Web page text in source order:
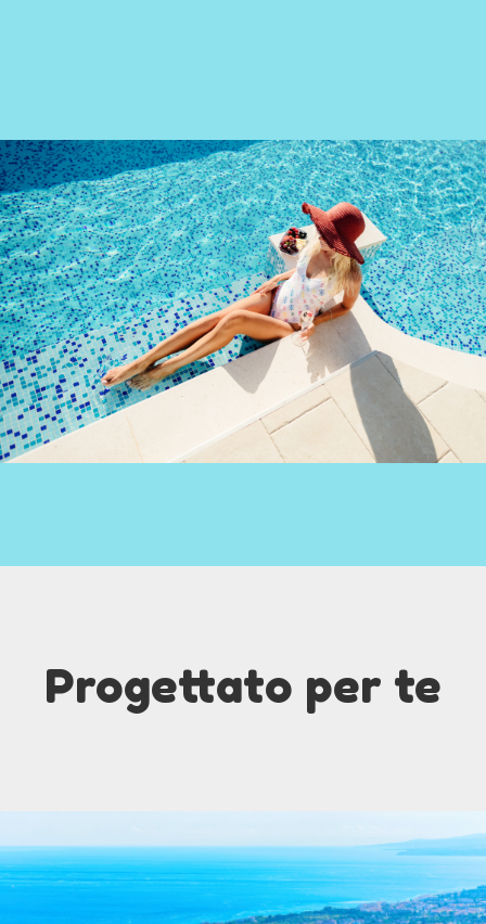
Progettato per te